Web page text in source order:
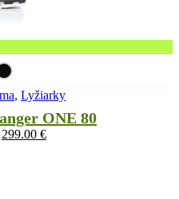
, Lyžiarky
ONE 80
299.00 €